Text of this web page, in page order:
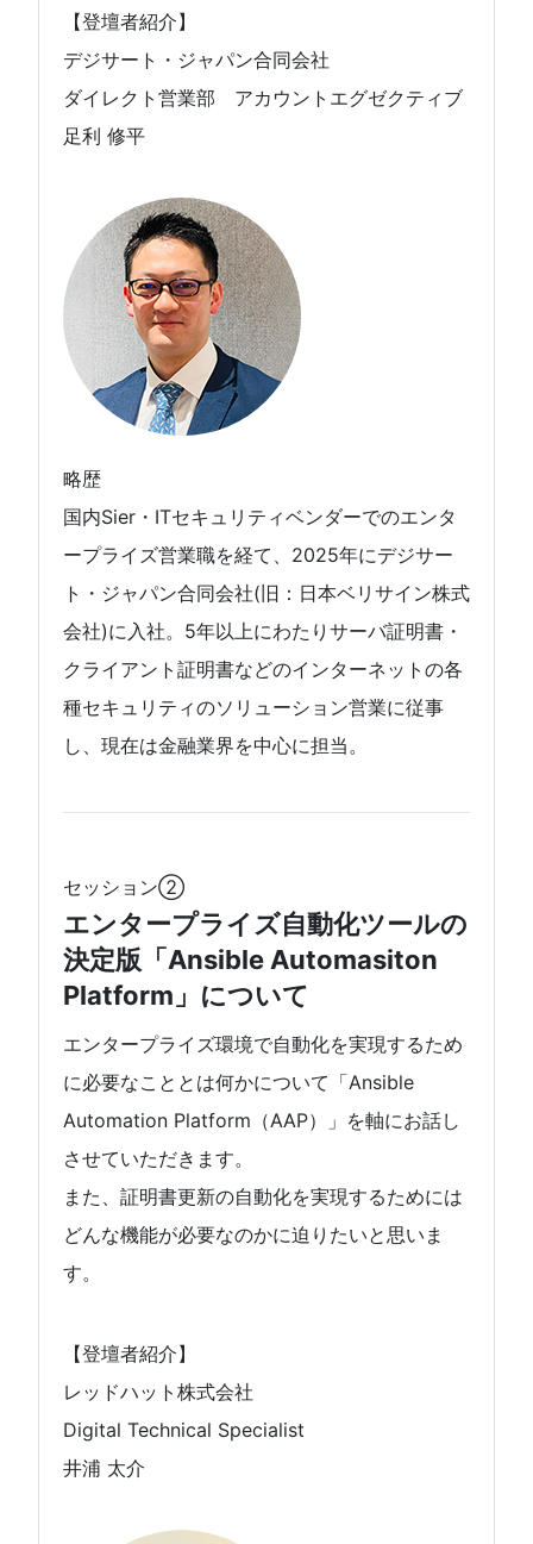
【登壇者紹介】
デジサート・ジャパン合同会社
ダイレクト営業部 アカウントエグゼクティブ
足利 修平
略歴
国内Sier・ITセキュリティベンダーでのエンタ
ープライズ営業職を経て、2025年にデジサー
ト・ジャパン合同会社(旧：日本ベリサイン株式
会社)に入社。5年以上にわたりサーバ証明書・
クライアント証明書などのインターネットの各
種セキュリティのソリューション営業に従事
し、現在は金融業界を中心に担当。
セッション②
エンタープライズ自動化ツールの
決定版「Ansible Automasiton
Platform」について
エンタープライズ環境で自動化を実現するため
に必要なこととは何かについて「Ansible
Automation Platform（AAP）」を軸にお話し
させていただきます。
また、証明書更新の自動化を実現するためには
どんな機能が必要なのかに迫りたいと思いま
す。
【登壇者紹介】
レッドハット株式会社
Digital Technical Specialist
井浦 太介